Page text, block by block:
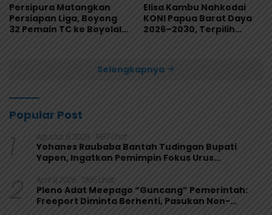
Persipura Matangkan
Persiapan Liga, Boyong
32 Pemain TC ke Boyolali
Elisa Kambu Nahkodai
KONI Papua Barat Daya
2026–2030, Terpilih
Selengkapnya
Popular Post
1 Agustus 6, 2026 1887 Lihat
Yohanes Raubaba Bantah Tudingan Bupati
Yapen, Ingatkan Pemimpin Fokus Urus
2 April 9, 2026 1365 Lihat
Pleno Adat Meepago “Guncang” Pemerintah:
Freeport Diminta Berhenti, Pasukan Non-